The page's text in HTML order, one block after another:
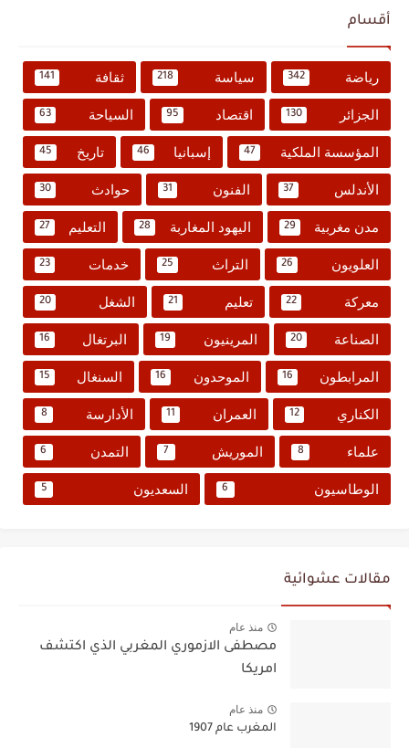
أقسام
رياضة 342 سياسة 218 ثقافة 141
الجزائر 130 اقتصاد 95 السياحة 63
المؤسسة الملكية 47 إسبانيا 46 تاريخ 45
الأندلس 37 الفنون 31 حوادث 30
مدن مغربية 29 اليهود المغاربة 28 التعليم 27
العلويون 26 التراث 25 خدمات 23
معركة 22 تعليم 21 الشغل 20
الصناعة 20 المرينيون 19 البرتغال 16
المرابطون 16 الموحدون 16 السنغال 15
الكناري 12 العمران 11 الأدارسة 8
علماء 8 الموريش 7 التمدن 6
الوطاسيون 6 السعديون 5
مقالات عشوائية
منذ عام
مصطفى الازموري المغربي الذي اكتشف
امريكا
منذ عام
المغرب عام 1907